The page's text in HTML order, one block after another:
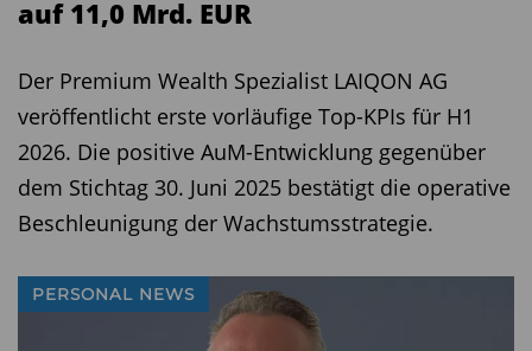
auf 11,0 Mrd. EUR
Der Premium Wealth Spezialist LAIQON AG
veröffentlicht erste vorläufige Top-KPIs für H1
2026. Die positive AuM-Entwicklung gegenüber
dem Stichtag 30. Juni 2025 bestätigt die operative
Beschleunigung der Wachstumsstrategie.
PERSONAL NEWS